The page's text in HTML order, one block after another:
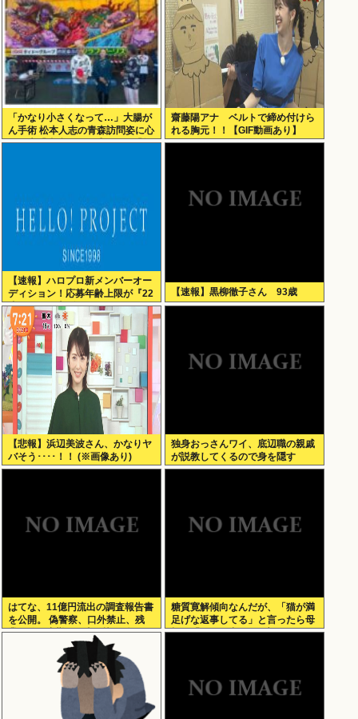
「かなり小さくなって…」大腸が
ん手術 松本人志の青森訪問姿に心
配の声「脂肪のない感じが」「無
齋藤陽アナ ベルトで締め付けら
れる胸元！！【GIF動画あり】
【速報】ハロプロ新メンバーオー
ディション！応募年齢上限が『22
歳』に引き上げられる
【速報】黒柳徹子さん 93歳
【悲報】浜辺美波さん、かなりヤ
バそう････！！ (※画像あり)
独身おっさんワイ、底辺職の親戚
が説教してくるので身を隠す
はてな、11億円流出の調査報告書
を公開。 偽警察、口外禁止、残
業・休日出勤200時間越、孤
立…。やばすぎて草はえる
糖質寛解傾向なんだが、「猫が満
足げな返事してる」と言ったら母
親に「お気の毒w」と言われた